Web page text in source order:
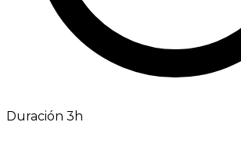
Duración 3h